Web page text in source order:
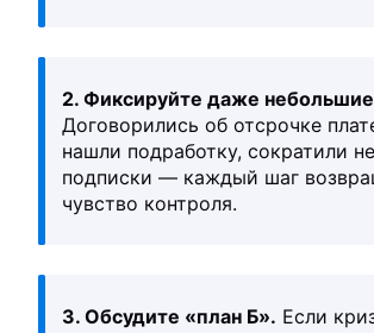
2. Фиксируйте даже
Договорились об отсрочке
нашли подработку, сократили
подписки — каждый шаг
чувство контроля.
3. Обсудите «план Б». Если